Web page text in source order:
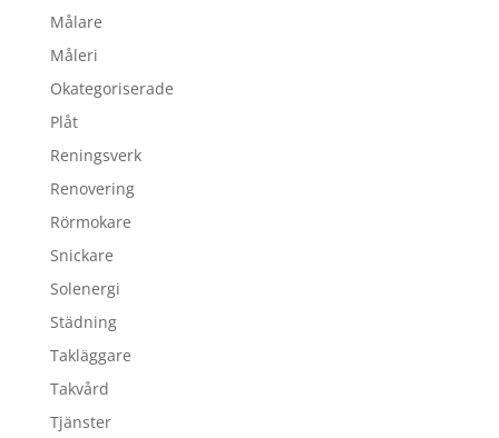
Målare
Måleri
Okategoriserade
Plåt
Reningsverk
Renovering
Rörmokare
Snickare
Solenergi
Städning
Takläggare
Takvård
Tjänster